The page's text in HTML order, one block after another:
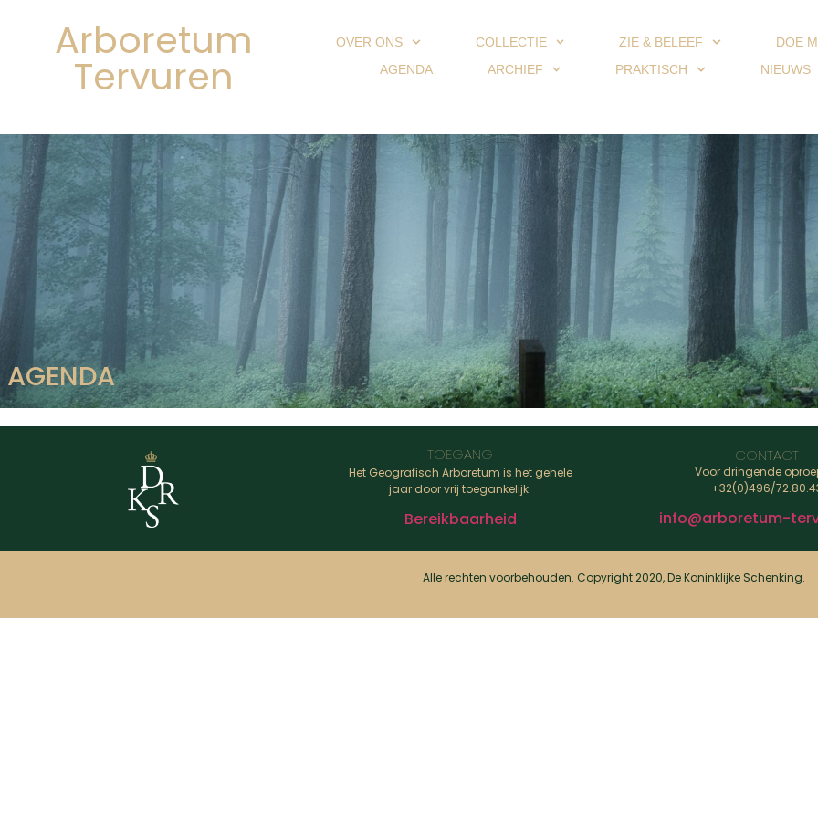
Arboretum
Tervuren
OVER ONS COLLECTIE ZIE & BELEEF
DOE
AGENDA
ARCHIEF PRAKTISCH NIEUWS
AGENDA
TOEGANG
Het Geografisch Arboretum is het gehele
jaar door vrij toegankelijk.
Bereikbaarheid
CONTACT
Voor dringende
+32(0)496/
info@arboretum-
Alle rechten voorbehouden. Copyright 2020, De Koninklijke Schenking.